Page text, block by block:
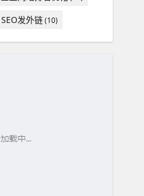
SEO发外链(10)